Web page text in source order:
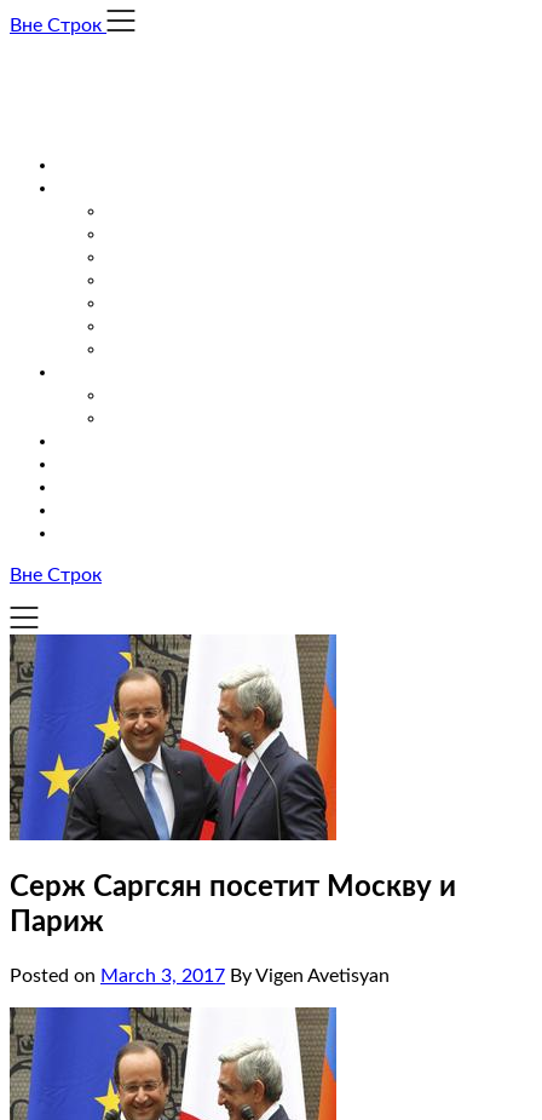
Skip
Вне Строк
Вне Строк
Серж Саргсян посетит Москву и
Париж
Posted on March 3, 2017 By Vigen Avetisyan